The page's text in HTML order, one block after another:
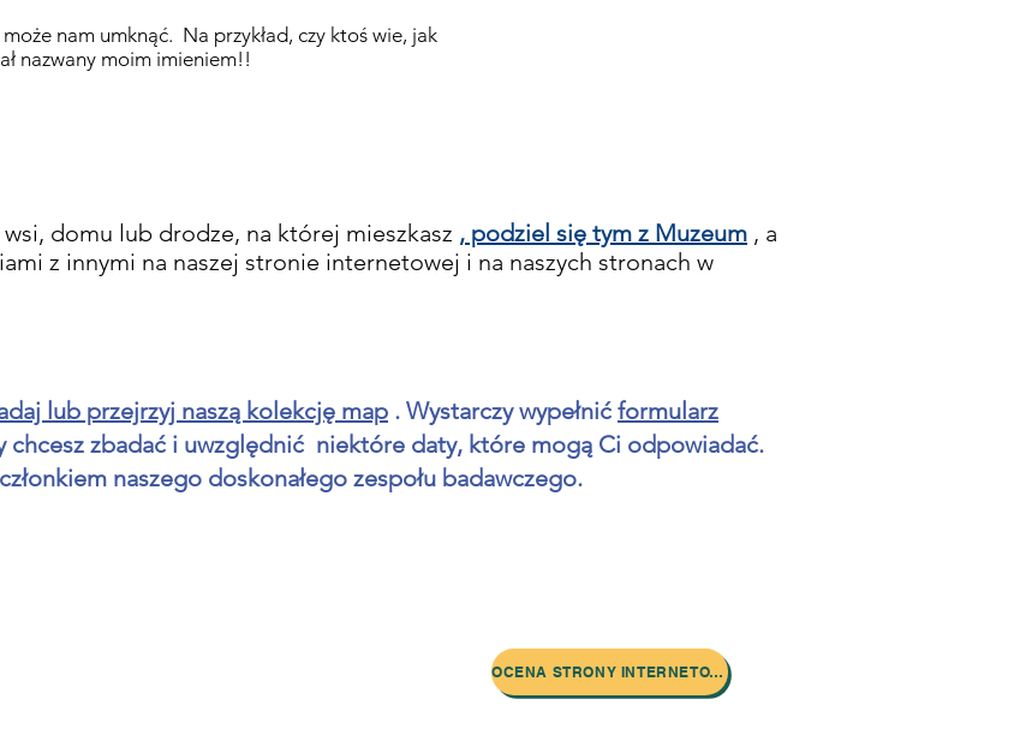
nam umknąć. Na przykład, czy ktoś wie, jak
nazwany moim imieniem!!
domu lub drodze, na której mieszkasz , podziel się tym z Muzeum , a
z innymi na naszej stronie internetowej i na naszych stronach w
lub przejrzyj naszą kolekcję map . Wystarczy wypełnić formularz
chcesz zbadać i uwzględnić niektóre daty, które mogą Ci odpowiadać.
naszego doskonałego zespołu badawczego.
OCENA STRONY INTERNETOWEJ